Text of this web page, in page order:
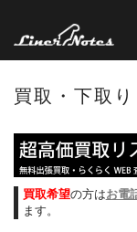
買取・下取り
買取希望の方はお電
ます。